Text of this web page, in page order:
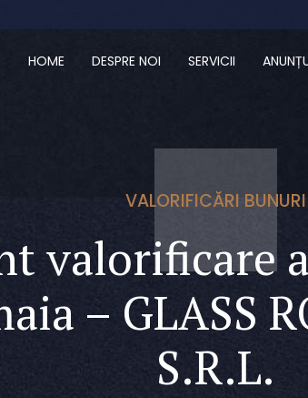
HOME DESPRE NOI SERVICII
VALORIFICĂRI BUNURI
valorificare
– GLASS
S.R.L.